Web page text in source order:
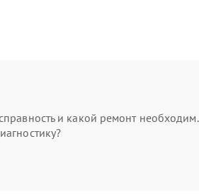
и какой ремонт необходим.